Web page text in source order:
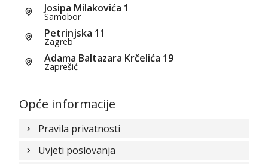
Josipa Milakovića 1
Samobor
Petrinjska 11
Zagreb
Adama Baltazara Krčelića 19
Zaprešić
Opće informacije
Pravila privatnosti
Uvjeti poslovanja